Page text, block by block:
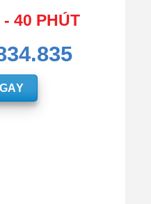
40 PHÚT